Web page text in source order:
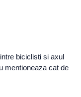
biciclisti si axul
mentioneaza cat de